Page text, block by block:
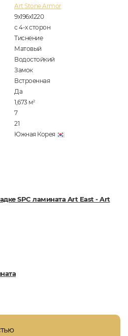
Art Stone Armor
9х196х1220
с 4-х сторон
Тиснение
Матовый
Водостойкий
Замок
Встроенная
Да
1,673 м2
7
21
Южная Корея
SPC ламината Art East - Art